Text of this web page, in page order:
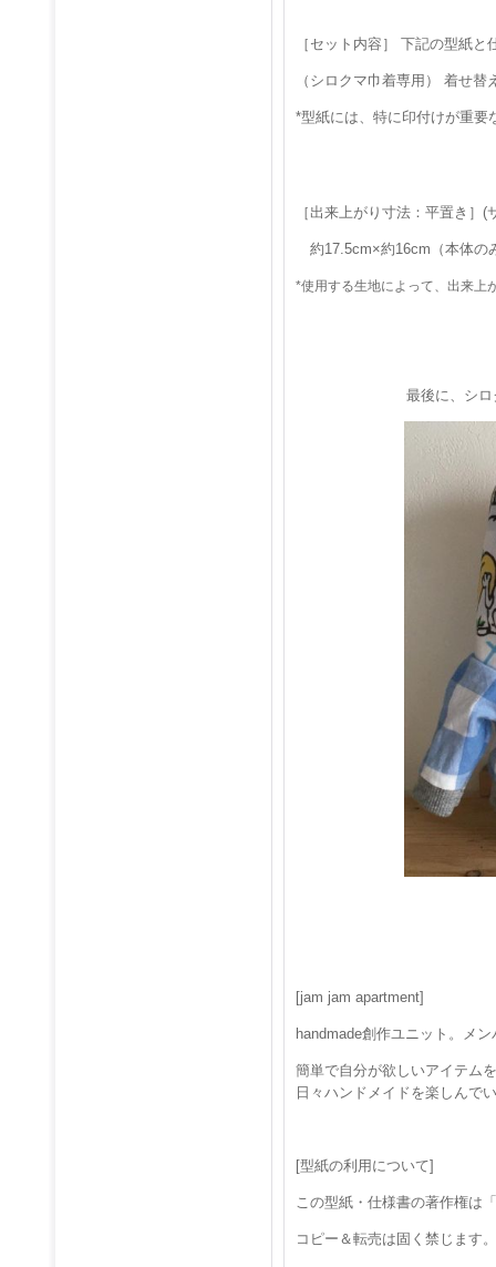
［セット内容］ 下記の型紙と
（シロクマ巾着専用） 着せ替
*型紙には、特に印付けが重要
［出来上がり寸法：平置き］(
約17.5cm×約16cm（本体の
*使用する生地によって、出来
最後に、シ
[jam jam apartment]
handmade創作ユニット。メ
簡単で自分が欲しいアイテム
日々ハンドメイドを楽しんで
[型紙の利用について]
この型紙・仕様書の著作権は
コピー＆転売は固く禁じます。